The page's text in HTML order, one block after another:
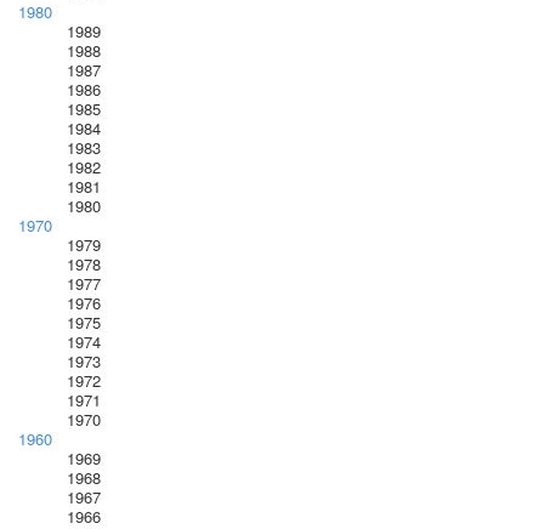
1980
1989
1988
1987
1986
1985
1984
1983
1982
1981
1980
1970
1979
1978
1977
1976
1975
1974
1973
1972
1971
1970
1960
1969
1968
1967
1966